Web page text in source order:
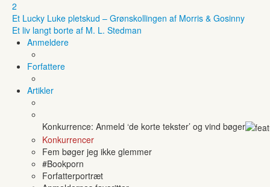
2
Et Lucky Luke pletskud – Grønskollingen af Morris & Gosinny
Et liv langt borte af M. L. Stedman
Anmeldere
Forfattere
Artikler
Konkurrence: Anmeld ‘de korte tekster’ og vind bøger
Konkurrencer
Fem bøger jeg ikke glemmer
#Bookporn
Forfatterportræt